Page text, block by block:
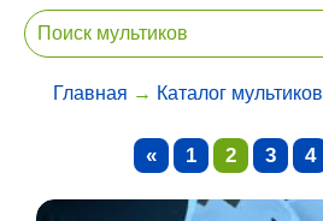
Главная → Каталог мультиков
« 1 2 3 4